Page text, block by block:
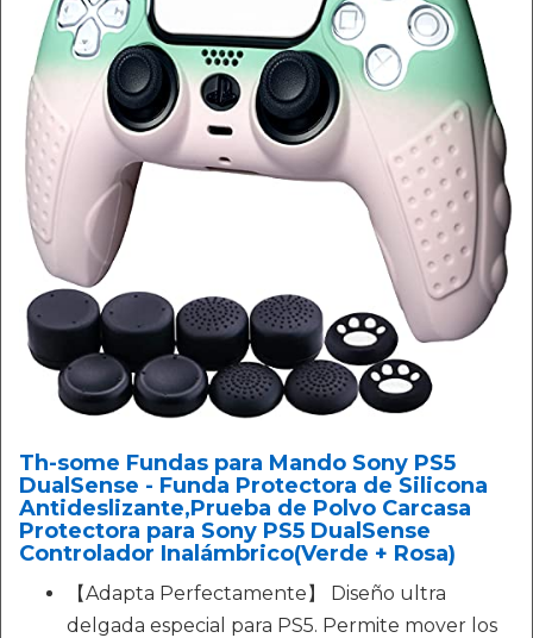
Th-some Fundas para Mando Sony PS5
DualSense - Funda Protectora de Silicona
Antideslizante,Prueba de Polvo Carcasa
Protectora para Sony PS5 DualSense
Controlador Inalámbrico(Verde + Rosa)
【Adapta Perfectamente】 Diseño ultra
delgada especial para PS5. Permite mover los